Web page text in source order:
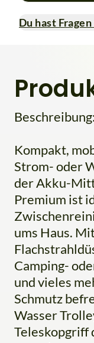
Du hast
Beschreibung:
Kompakt,
Strom- oder
der Akku-
Premium ist
ums Haus.
Camping-
und vieles
Schmutz
Wasser
Teleskopgriff